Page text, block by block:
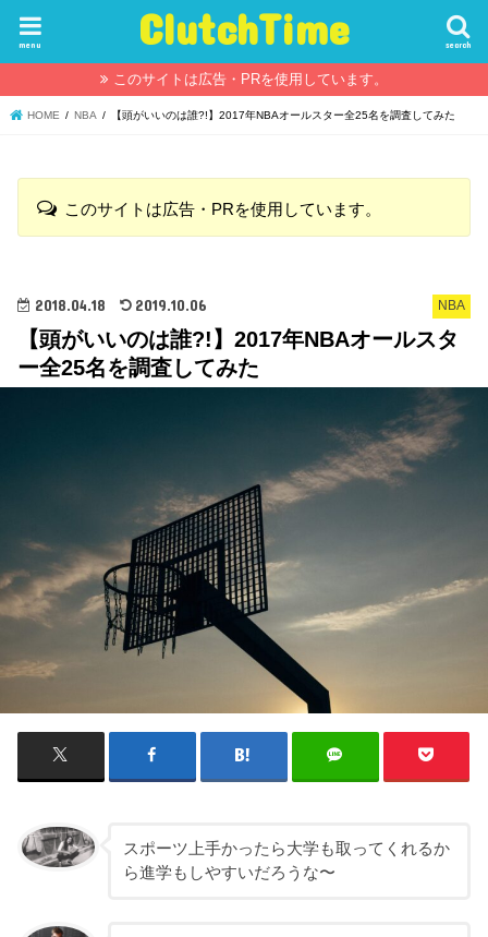
ClutchTime search
menu
このサイトは広告・PRを使用しています。
HOME NBA 【頭がいいのは誰?!】2017年NBAオールスター全25名を調査してみた
このサイトは広告・PRを使用しています。
NBA
2018.04.18 2019.10.06
【頭がいいのは誰?!】2017年NBAオールスタ
ー全25名を調査してみた
スポーツ上手かったら大学も取ってくれるか
ら進学もしやすいだろうな〜